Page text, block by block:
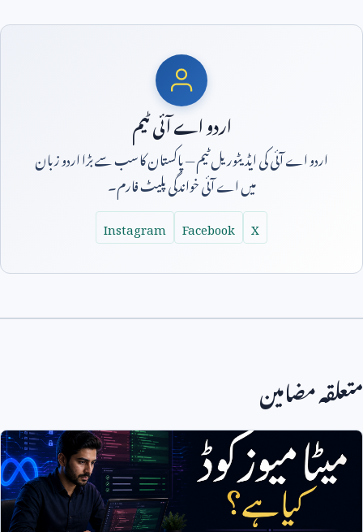
اردو اے آئی ٹیم
اردو اے آئی کی ایڈیٹوریل ٹیم — پاکستان کا سب سے بڑا اردو زبان
میں اے آئی خواندگی پلیٹ فارم۔
X
Facebook
Instagram
متعلقہ مضامین